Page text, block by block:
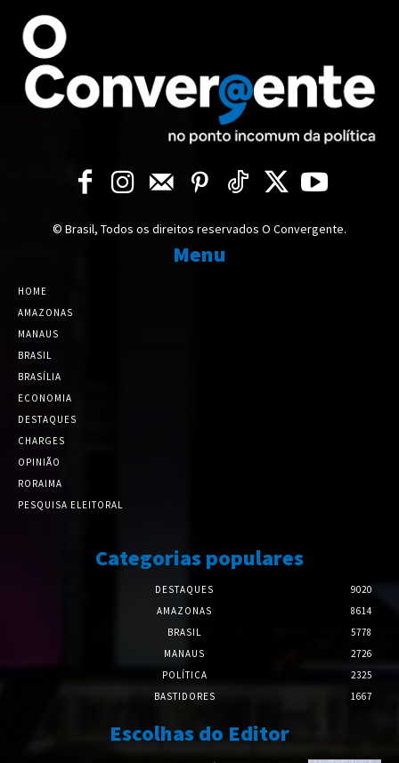
© Brasil, Todos os direitos reservados O Convergente.
Menu
HOME
AMAZONAS
MANAUS
BRASIL
BRASÍLIA
ECONOMIA
DESTAQUES
CHARGES
OPINIÃO
RORAIMA
PESQUISA ELEITORAL
Categorias populares
DESTAQUES
9020
AMAZONAS
8614
BRASIL
5778
MANAUS
2726
POLÍTICA
2325
BASTIDORES
1667
Escolhas do Editor